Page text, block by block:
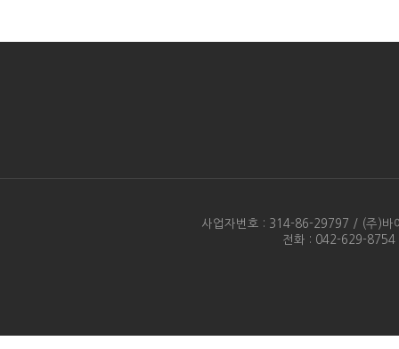
사업자번호 : 314-86-29797 / (주)바
전화 : 042-629-8754